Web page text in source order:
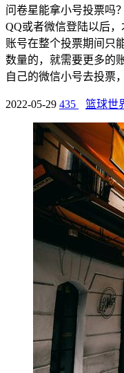
问卷星能拿小号投票吗
QQ或者微信登陆以后
账号在整个投票期间只
数量的，就需要更多的
自己的微信小号去投票
2022-05-29 435 篮球世